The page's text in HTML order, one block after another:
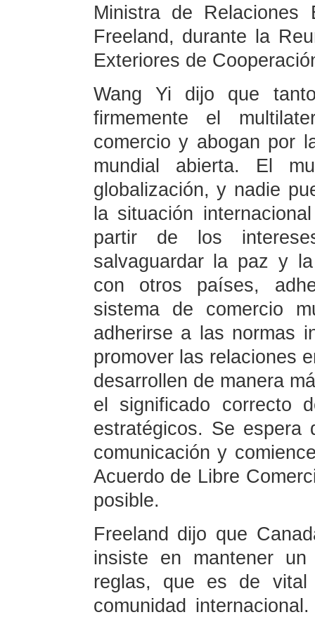
Ministra de Relaciones
Freeland, durante la
Exteriores de
Wang Yi dijo que
firmemente el
comercio y abogan por
mundial abierta. El
globalización, y nadie
la situación
partir de los
salvaguardar la paz y
con otros países,
sistema de comercio
adherirse a las normas
promover las relaciones
desarrollen de manera
el significado correcto
estratégicos. Se espera
comunicación y
Acuerdo de Libre
posible.
Freeland dijo que
insiste en mantener
reglas, que es de vital
comunidad